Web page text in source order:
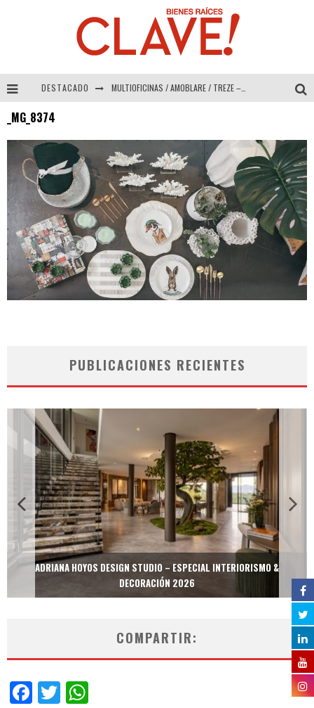
DESTACADO MULTIOFICINAS / AMOBLARE / TREZE – Especial Interiorismo & Decoración 2026
COLINEAL – Especial Interiorismo & Decoración 2026
ADRIANA HOYOS DESIGN STUDIO – Especial Interiorismo & Decoración 2026
_MG_8374
PUBLICACIONES RECIENTES
ADRIANA HOYOS DESIGN STUDIO – ESPECIAL INTERIORISMO &
DECORACIÓN 2026
COMPARTIR:
Facebook
Twitter